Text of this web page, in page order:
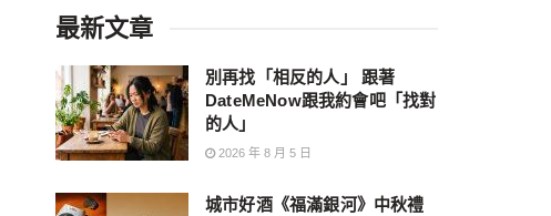
最新文章
別再找「相反的人」 跟著
DateMeNow跟我約會吧「找對
的人」
2026 年 8 月 5 日
城市好酒《福滿銀河》中秋禮